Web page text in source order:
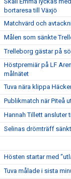
bortaresa till Växjö
Matchvärd och
Målen som sänkte
Trelleborg gästar på
Höstpremiär på LF
målnätet
Tuva nära klippa
Publikmatch när Piteå
Hannah Tillett ansluter
Selinas drömträff
Hösten startar med
Tuva målade i sista